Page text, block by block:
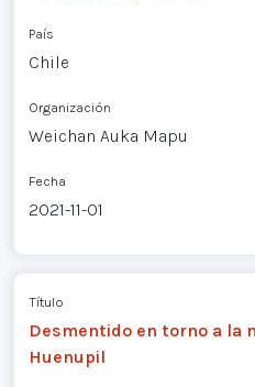
País
Chile
Organización
Weichan Auka Mapu
Fecha
2021-11-01
Título
Desmentido en torno a la
Huenupil